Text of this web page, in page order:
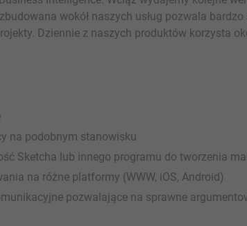
wokół naszych usług pozwala bardzo
Dziennie z naszych produktów korzysta
na podobnym stanowisku
Sketcha lub innego programu do tworzenia
na różne platformy (WWW, iOS, Android)
pozwalające na sprawne